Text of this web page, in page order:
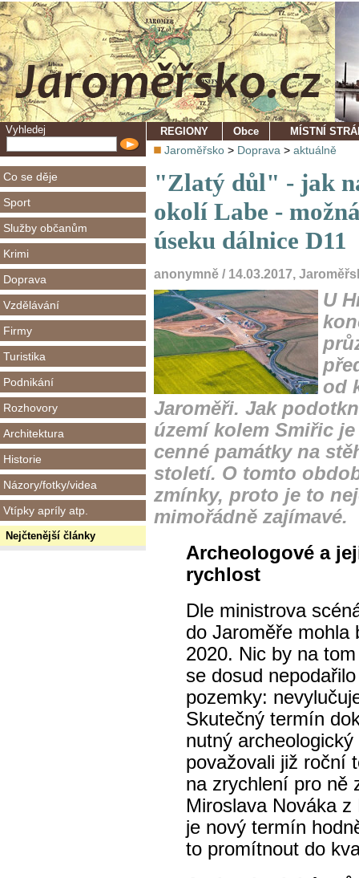
Vyhledej
Co se děje
Sport
Služby občanům
Krimi
Doprava
Vzdělávání
Firmy
Turistika
Podnikání
Rozhovory
Architektura
Historie
Názory/fotky/videa
Vtípky apríly atp.
Nejčtenější články
REGIONY Obce MÍSTNÍ
Jaroměřsko > Doprava > aktuálně
"Zlatý důl" - jak
okolí Labe -
úseku dálnice D11
anonymně / 14.03.2017,
U
od
Jaroměři. Jak
území kolem Smiřic
cenné památky na
století. O tomto
zmínky, proto je to
mimořádně zajímavé.
Archeologové a
rychlost
Dle ministrova
do Jaroměře mohla
2020. Nic by na
se dosud
pozemky:
Skutečný termín
nutný
považovali již roční
na zrychlení pro ně
Miroslava Nováka
je nový termín
to promítnout do